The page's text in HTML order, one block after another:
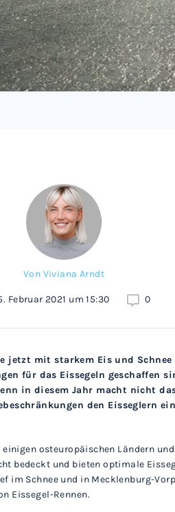
Von Viviana Arndt
Februar 2021 um 15:30 0
jetzt mit starkem Eis und
für das Eissegeln geschaffen
in diesem Jahr macht nicht
den Eisseglern
osteuropäischen Ländern
bedeckt und bieten optimale
im Schnee und in Mecklenburg-
Eissegel-Rennen.